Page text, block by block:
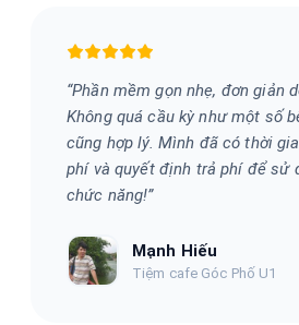
“Phần mềm gọn nhẹ, đơn giản
Không quá cầu kỳ như một số
cũng hợp lý. Mình đã có thời
phí và quyết định trả phí để sử
chức năng!”
Mạnh Hiếu
Tiệm cafe Góc Phố U1